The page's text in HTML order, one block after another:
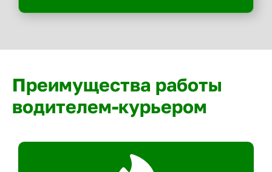
Преимущества работы
водителем-курьером